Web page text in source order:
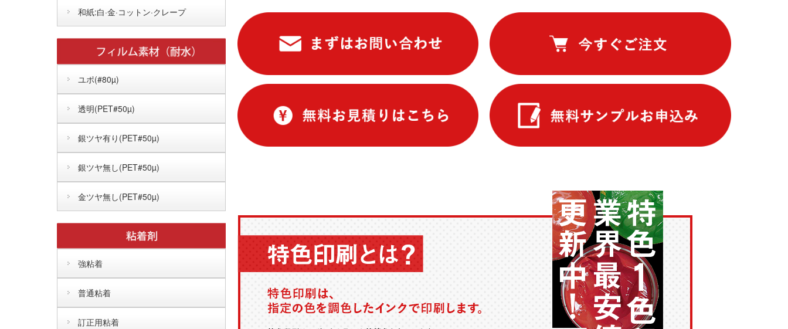
和紙:白·金·コットン·クレープ
ユポ(#80µ)
透明(PET#50µ)
銀ツヤ有り(PET#50µ)
銀ツヤ無し(PET#50µ)
金ツヤ無し(PET#50µ)
強粘着
普通粘着
訂正用粘着